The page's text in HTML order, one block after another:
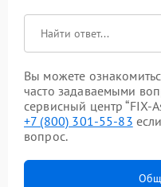
Вы можете
часто задаваемыми
сервисный центр “FIX-
+7 (800) 301-55-83
вопрос.